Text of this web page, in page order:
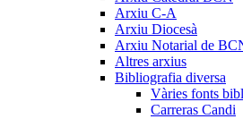
Arxiu C-A
Arxiu Diocesà
Arxiu Notarial de
Altres arxius
Bibliografia diversa
Vàries fonts
Carreras Candi